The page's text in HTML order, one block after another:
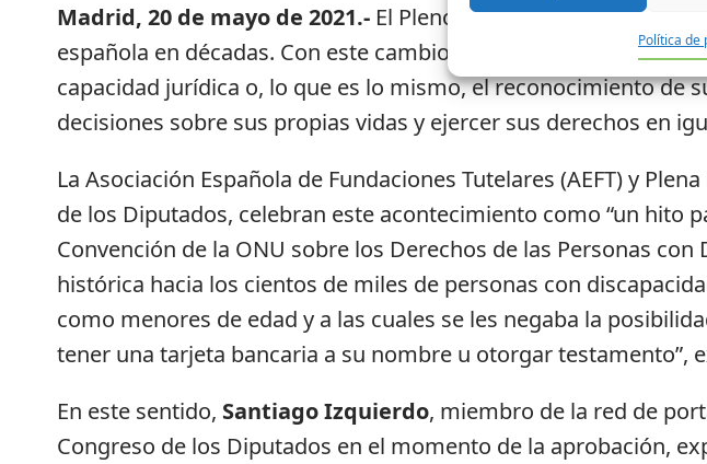
Política de
Madrid, 20 de mayo de 2021.- El Pleno del Congreso de los
española en décadas. Con este cambio legislativo se garantiza
capacidad jurídica o, lo que es lo mismo, el reconocimiento de
decisiones sobre sus propias vidas y ejercer sus derechos en
La Asociación Española de Fundaciones Tutelares (AEFT) y
de los Diputados, celebran este acontecimiento como “un hito
Convención de la ONU sobre los Derechos de las Personas
histórica hacia los cientos de miles de personas con
como menores de edad y a las cuales se les negaba la
tener una tarjeta bancaria a su nombre u otorgar testamento”,
En este sentido, Santiago Izquierdo, miembro de la red de
Congreso de los Diputados en el momento de la aprobación,